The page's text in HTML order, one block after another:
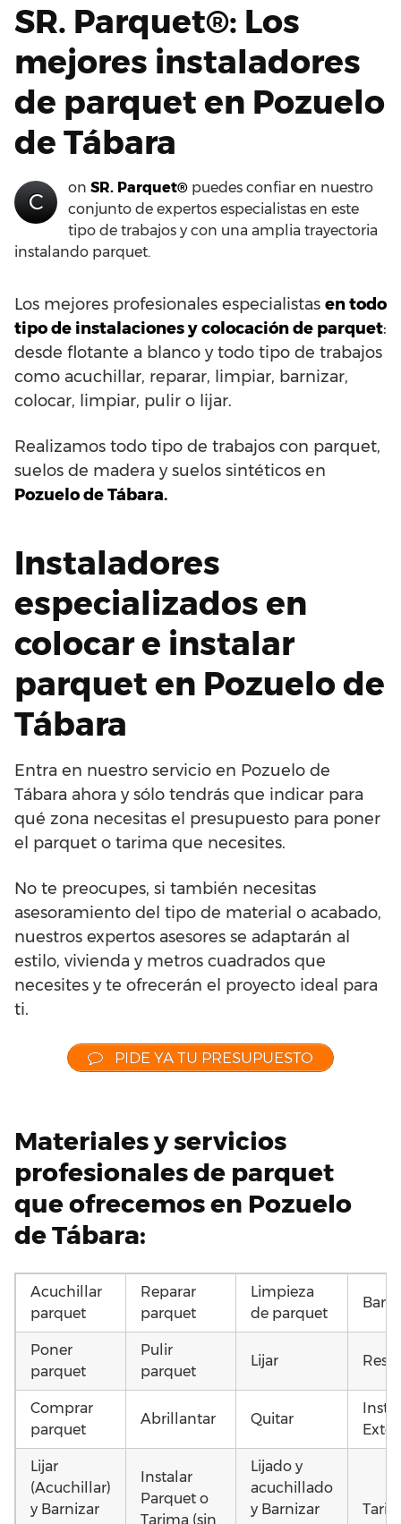
SR. Parquet®: Los
mejores instaladores
de parquet en Pozuelo
de Tábara
C
on SR. Parquet® puedes confiar en nuestro
conjunto de expertos especialistas en este
tipo de trabajos y con una amplia trayectoria
instalando parquet.
Los mejores profesionales especialistas en todo
tipo de instalaciones y colocación de parquet:
desde flotante a blanco y todo tipo de trabajos
como acuchillar, reparar, limpiar, barnizar,
colocar, limpiar, pulir o lijar.
Realizamos todo tipo de trabajos con parquet,
suelos de madera y suelos sintéticos en
Pozuelo de Tábara.
Instaladores
especializados en
colocar e instalar
parquet en Pozuelo de
Tábara
Entra en nuestro servicio en Pozuelo de
Tábara ahora y sólo tendrás que indicar para
qué zona necesitas el presupuesto para poner
el parquet o tarima que necesites.
No te preocupes, si también necesitas
asesoramiento del tipo de material o acabado,
nuestros expertos asesores se adaptarán al
estilo, vivienda y metros cuadrados que
necesites y te ofrecerán el proyecto ideal para
ti.
PIDE YA TU PRESUPUESTO
Materiales y servicios
profesionales de parquet
que ofrecemos en Pozuelo
de Tábara:
Acuchillar
parquet
Reparar
parquet
Limpieza
de parquet
Poner
parquet
Pulir
parquet
Lijar
Comprar
parquet
Abrillantar Quitar
Lijar
(Acuchillar)
y Barnizar
Instalar
Parquet o
Tarima (sin
Lijado y
acuchillado
y Barnizar